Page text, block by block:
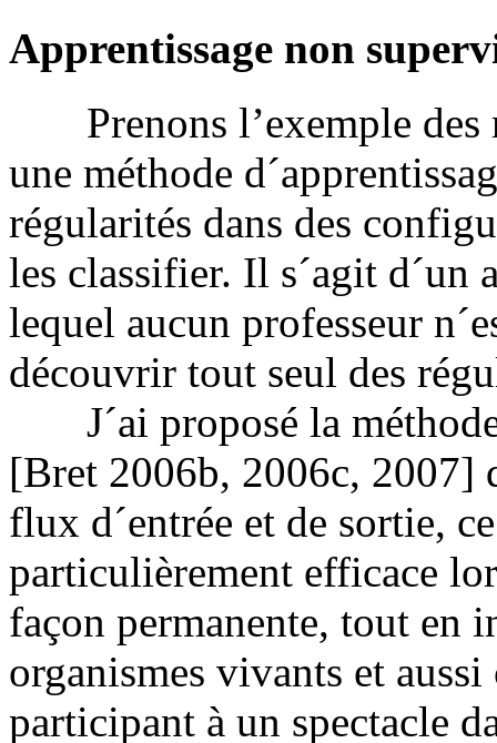
Apprentissage non
Prenons l’exemple des
une méthode
régularités dans des
les classifier. Il s´agit d´un
lequel aucun professeur
découvrir tout seul des
J´ai proposé la
[Bret 2006b, 2006c, 2007]
flux d´entrée et de sortie,
particulièrement efficace
façon permanente, tout en
organismes vivants et
participant à un spectacle